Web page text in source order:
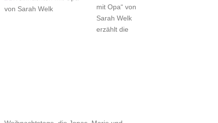
mit Opa“ von
Sarah Welk
erzählt die